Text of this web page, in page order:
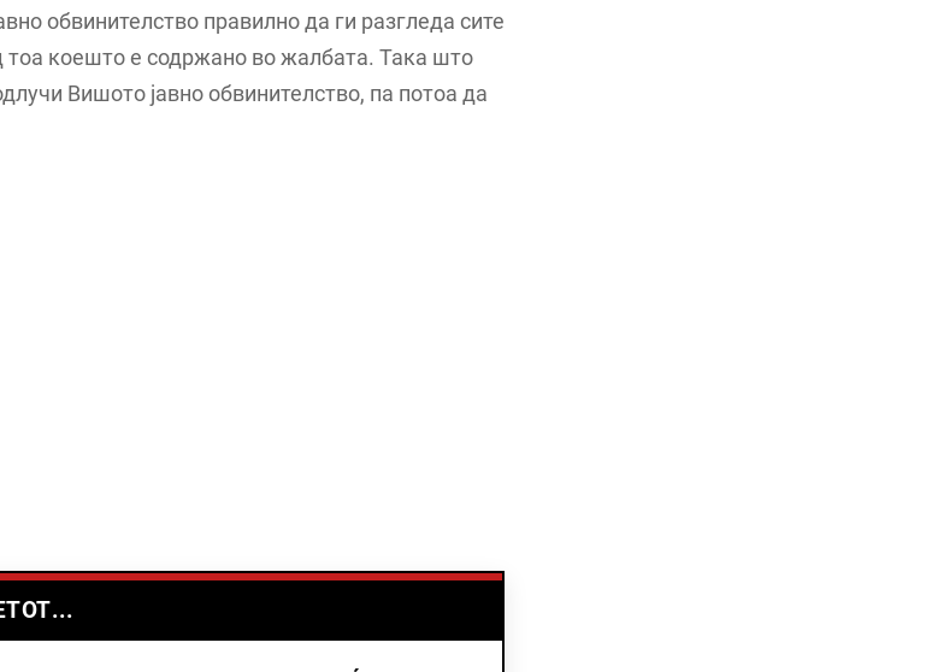
обвинителство правилно да ги разгледа сите
тоа коешто е содржано во жалбата. Така што
Вишото јавно обвинителство, па потоа да